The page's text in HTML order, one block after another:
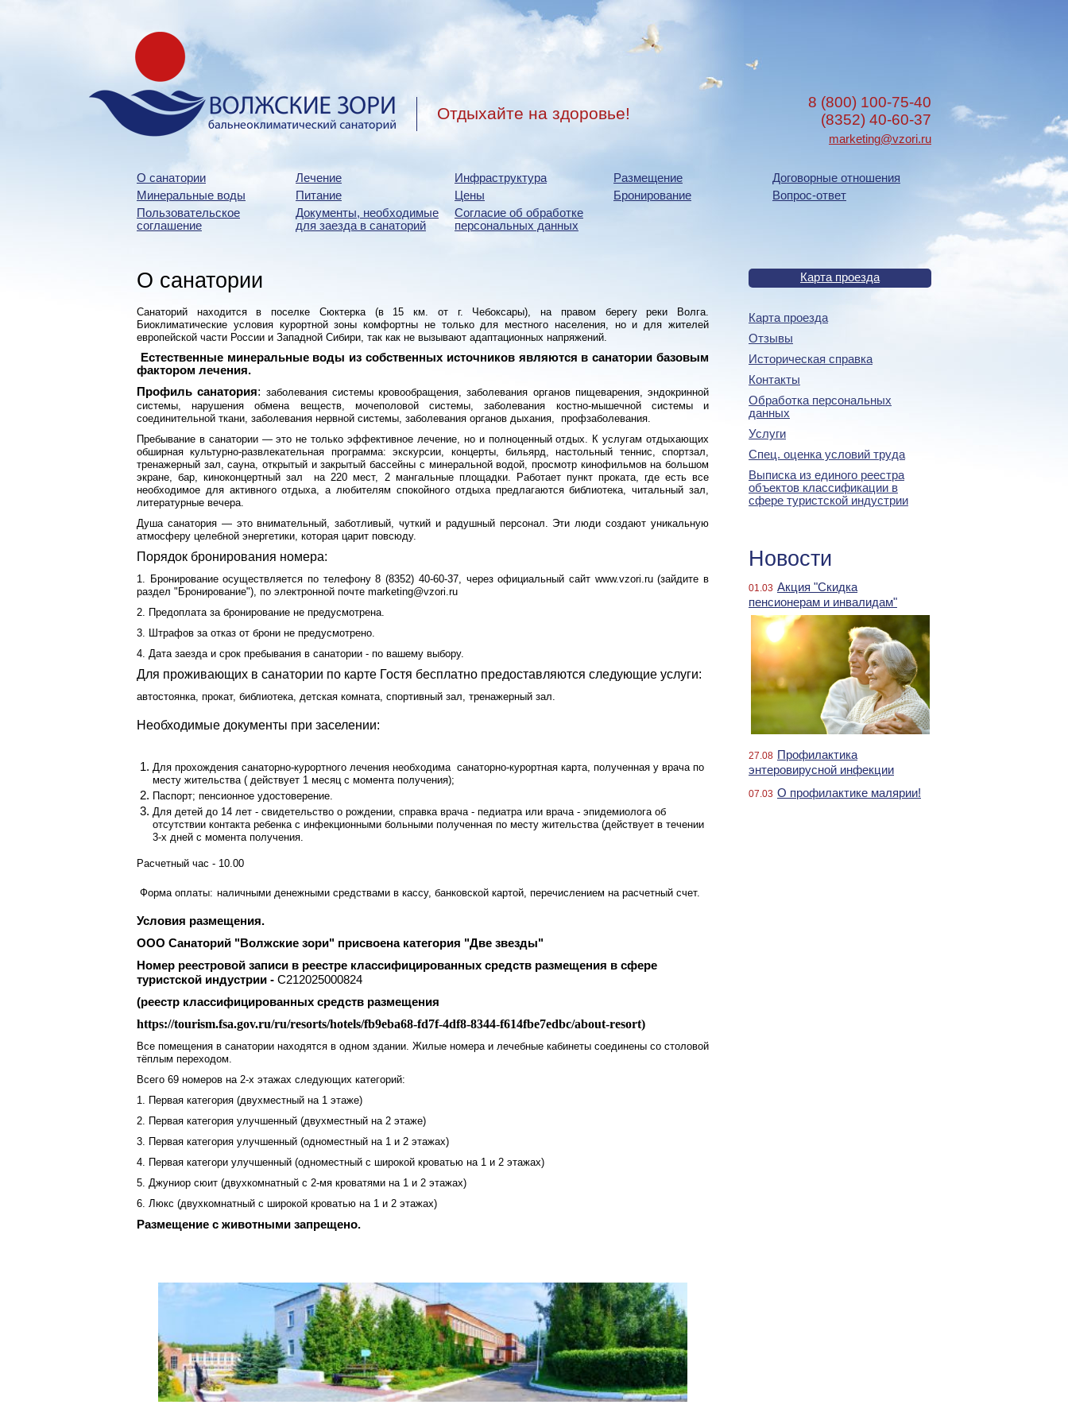
Отдыхайте на здоровье!
8 (800) 100-75-40
(8352) 40-60-37
marketing@vzori.ru
О санатории Лечение Инфраструктура Размещение
Договорные отношения
Минеральные воды
Питание Цены Бронирование
Вопрос-ответ
Пользовательское
соглашение
Документы, необходимые
для заезда в санаторий
Согласие об обработке
персональных данных
О санатории
Санаторий находится в поселке Сюктерка (в 15 км. от г. Чебоксары), на правом берегу реки Волга.
Биоклиматические условия курортной зоны комфортны не только для местного населения, но и для жителей
европейской части России и Западной Сибири, так как не вызывают адаптационных напряжений.
Естественные минеральные воды из собственных источников являются в санатории базовым
фактором лечения.
Профиль санатория: заболевания системы кровообращения, заболевания органов пищеварения, эндокринной
системы, нарушения обмена веществ, мочеполовой системы, заболевания костно-мышечной системы и
соединительной ткани, заболевания нервной системы, заболевания органов дыхания, профзаболевания.
Пребывание в санатории — это не только эффективное лечение, но и полноценный отдых. К услугам отдыхающих
обширная культурно-развлекательная программа: экскурсии, концерты, бильярд, настольный теннис, спортзал,
тренажерный зал, сауна, открытый и закрытый бассейны с минеральной водой, просмотр кинофильмов на большом
экране, бар, киноконцертный зал на 220 мест, 2 мангальные площадки. Работает пункт проката, где есть все
необходимое для активного отдыха, а любителям спокойного отдыха предлагаются библиотека, читальный зал,
литературные вечера.
Душа санатория — это внимательный, заботливый, чуткий и радушный персонал. Эти люди создают уникальную
атмосферу целебной энергетики, которая царит повсюду.
Порядок бронирования номера:
1. Бронирование осуществляется по телефону 8 (8352) 40-60-37, через официальный сайт www.vzori.ru (зайдите в
раздел "Бронирование"), по электронной почте marketing@vzori.ru
2. Предоплата за бронирование не предусмотрена.
3. Штрафов за отказ от брони не предусмотрено.
4. Дата заезда и срок пребывания в санатории - по вашему выбору.
Для проживающих в санатории по карте Гостя бесплатно предоставляются следующие услуги:
автостоянка, прокат, библиотека, детская комната, спортивный зал, тренажерный зал.
Необходимые документы при заселении:
Для прохождения санаторно-курортного лечения необходима санаторно-курортная карта, полученная у врача по
месту жительства ( действует 1 месяц с момента получения);
Паспорт; пенсионное удостоверение.
Для детей до 14 лет - свидетельство о рождении, справка врача - педиатра или врача - эпидемиолога об
отсутствии контакта ребенка с инфекционными больными полученная по месту жительства (действует в течении
3-х дней с момента получения.
Расчетный час - 10.00
Форма оплаты: наличными денежными средствами в кассу, банковской картой, перечислением на расчетный счет.
Условия размещения.
ООО Санаторий "Волжские зори" присвоена категория "Две звезды"
Номер реестровой записи в реестре классифицированных средств размещения в сфере
туристской индустрии - С212025000824
(реестр классифицированных средств размещения
https://tourism.fsa.gov.ru/ru/resorts/hotels/fb9eba68-fd7f-4df8-8344-f614fbe7edbc/about-resort)
Все помещения в санатории находятся в одном здании. Жилые номера и лечебные кабинеты соединены со столовой
тёплым переходом.
Всего 69 номеров на 2-х этажах следующих категорий:
1. Первая категория (двухместный на 1 этаже)
2. Первая категория улучшенный (двухместный на 2 этаже)
3. Первая категория улучшенный (одноместный на 1 и 2 этажах)
4. Первая категори улучшенный (одноместный с широкой кроватью на 1 и 2 этажах)
5. Джуниор сюит (двухкомнатный с 2-мя кроватями на 1 и 2 этажах)
6. Люкс (двухкомнатный с широкой кроватью на 1 и 2 этажах)
Размещение с животными запрещено.
Карта проезда
Карта проезда
Отзывы
Историческая справка
Контакты
Обработка персональных
данных
Услуги
Спец. оценка условий труда
Выписка из единого реестра
объектов классификации в
сфере туристской индустрии
Новости
01.03 Акция "Скидка
пенсионерам и инвалидам"
27.08 Профилактика
энтеровирусной инфекции
07.03 О профилактике малярии!